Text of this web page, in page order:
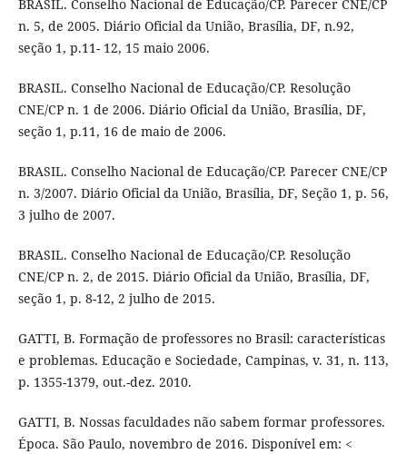
BRASIL. Conselho Nacional de Educação/CP. Parecer CNE/CP
n. 5, de 2005. Diário Oficial da União, Brasília, DF, n.92,
seção 1, p.11- 12, 15 maio 2006.
BRASIL. Conselho Nacional de Educação/CP. Resolução
CNE/CP n. 1 de 2006. Diário Oficial da União, Brasília, DF,
seção 1, p.11, 16 de maio de 2006.
BRASIL. Conselho Nacional de Educação/CP. Parecer CNE/CP
n. 3/2007. Diário Oficial da União, Brasília, DF, Seção 1, p. 56,
3 julho de 2007.
BRASIL. Conselho Nacional de Educação/CP. Resolução
CNE/CP n. 2, de 2015. Diário Oficial da União, Brasília, DF,
seção 1, p. 8-12, 2 julho de 2015.
GATTI, B. Formação de professores no Brasil: características
e problemas. Educação e Sociedade, Campinas, v. 31, n. 113,
p. 1355-1379, out.-dez. 2010.
GATTI, B. Nossas faculdades não sabem formar professores.
Época. São Paulo, novembro de 2016. Disponível em: <